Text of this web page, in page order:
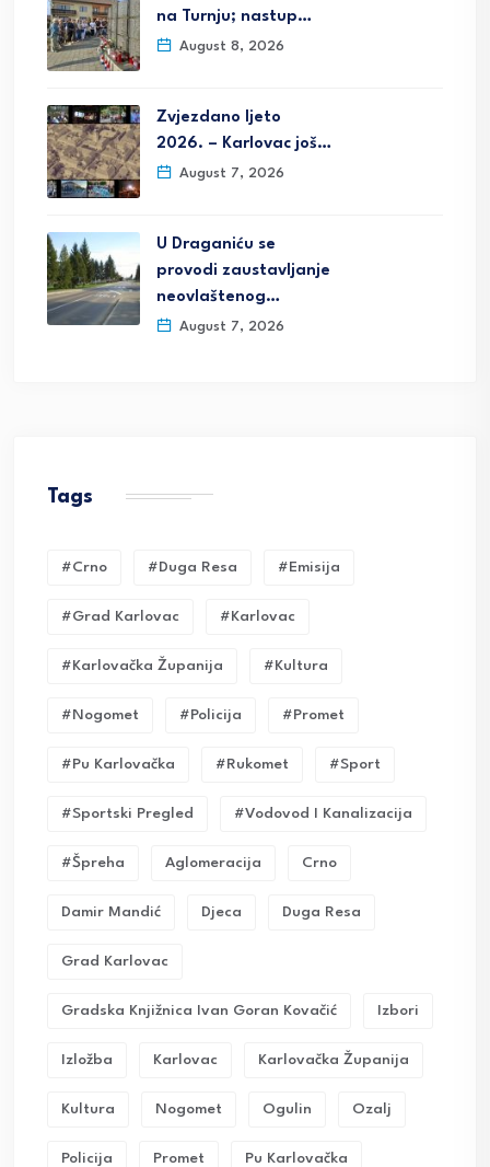
na Turnju; nastup…
August 8, 2026
Zvjezdano ljeto
2026. – Karlovac još…
August 7, 2026
U Draganiću se
provodi zaustavljanje
neovlaštenog…
August 7, 2026
Tags
#crno #duga Resa #emisija
#grad Karlovac #karlovac
#karlovačka Županija #kultura
#nogomet #policija #promet
#pu Karlovačka #rukomet #sport
#sportski Pregled #vodovod I Kanalizacija
#Špreha Aglomeracija Crno
Damir Mandić Djeca Duga Resa
Grad Karlovac
Gradska Knjižnica Ivan Goran Kovačić Izbori
Izložba Karlovac Karlovačka Županija
Kultura Nogomet Ogulin Ozalj
Policija Promet Pu Karlovačka